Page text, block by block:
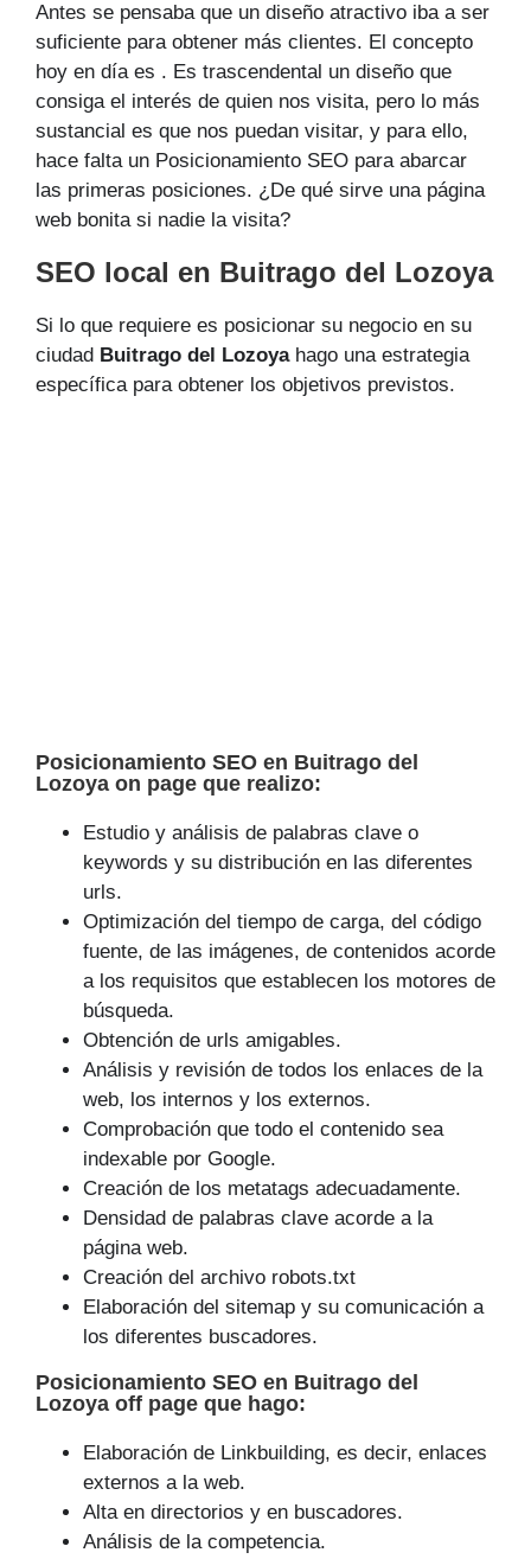
Antes se pensaba que un diseño atractivo iba a ser
suficiente para obtener más clientes. El concepto
hoy en día es . Es trascendental un diseño que
consiga el interés de quien nos visita, pero lo más
sustancial es que nos puedan visitar, y para ello,
hace falta un Posicionamiento SEO para abarcar
las primeras posiciones. ¿De qué sirve una página
web bonita si nadie la visita?
SEO local en Buitrago del Lozoya
Si lo que requiere es posicionar su negocio en su
ciudad Buitrago del Lozoyahago una estrategia
específica para obtener los objetivos previstos.
Posicionamiento SEO en Buitrago del
Lozoya on page que realizo:
Estudio y análisis de palabras clave o
keywords y su distribución en las diferentes
urls.
Optimización del tiempo de carga, del código
fuente, de las imágenes, de contenidos acorde
a los requisitos que establecen los motores de
búsqueda.
Obtención de urls amigables.
Análisis y revisión de todos los enlaces de la
web, los internos y los externos.
Comprobación que todo el contenido sea
indexable por Google.
Creación de los metatags adecuadamente.
Densidad de palabras clave acorde a la
página web.
Creación del archivo robots.txt
Elaboración del sitemap y su comunicación a
los diferentes buscadores.
Posicionamiento SEO en Buitrago del
Lozoya off page que hago:
Elaboración de Linkbuilding, es decir, enlaces
externos a la web.
Alta en directorios y en buscadores.
Análisis de la competencia.